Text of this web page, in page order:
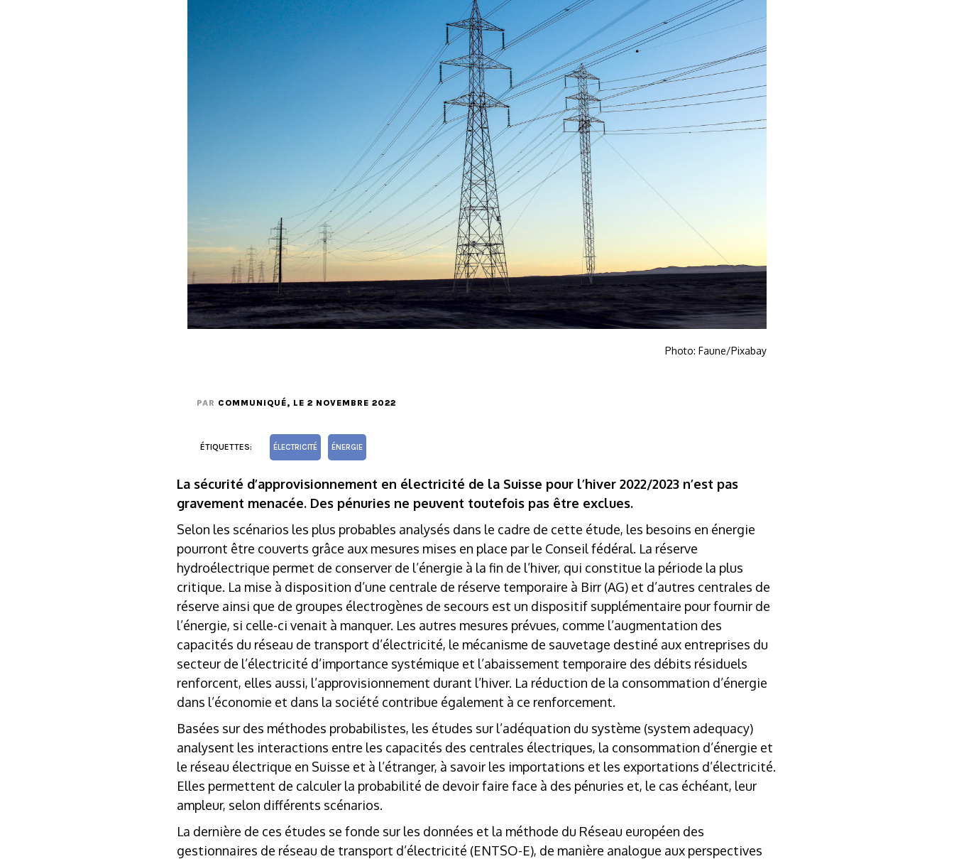
Photo: Faune/Pixabay
PAR COMMUNIQUÉ, LE 2 NOVEMBRE 2022
ÉTIQUETTES: ÉLECTRICITÉ ÉNERGIE
La sécurité d’approvisionnement en électricité de la Suisse pour l’hiver 2022/2023 n’est pas
gravement menacée. Des pénuries ne peuvent toutefois pas être exclues.
Selon les scénarios les plus probables analysés dans le cadre de cette étude, les besoins en énergie
pourront être couverts grâce aux mesures mises en place par le Conseil fédéral. La réserve
hydroélectrique permet de conserver de l’énergie à la fin de l’hiver, qui constitue la période la plus
critique. La mise à disposition d’une centrale de réserve temporaire à Birr (AG) et d’autres centrales de
réserve ainsi que de groupes électrogènes de secours est un dispositif supplémentaire pour fournir de
l’énergie, si celle-ci venait à manquer. Les autres mesures prévues, comme l’augmentation des
capacités du réseau de transport d’électricité, le mécanisme de sauvetage destiné aux entreprises du
secteur de l’électricité d’importance systémique et l’abaissement temporaire des débits résiduels
renforcent, elles aussi, l’approvisionnement durant l’hiver. La réduction de la consommation d’énergie
dans l’économie et dans la société contribue également à ce renforcement.
Basées sur des méthodes probabilistes, les études sur l’adéquation du système (system adequacy)
analysent les interactions entre les capacités des centrales électriques, la consommation d’énergie et
le réseau électrique en Suisse et à l’étranger, à savoir les importations et les exportations d’électricité.
Elles permettent de calculer la probabilité de devoir faire face à des pénuries et, le cas échéant, leur
ampleur, selon différents scénarios.
La dernière de ces études se fonde sur les données et la méthode du Réseau européen des
gestionnaires de réseau de transport d’électricité (ENTSO-E), de manière analogue aux perspectives